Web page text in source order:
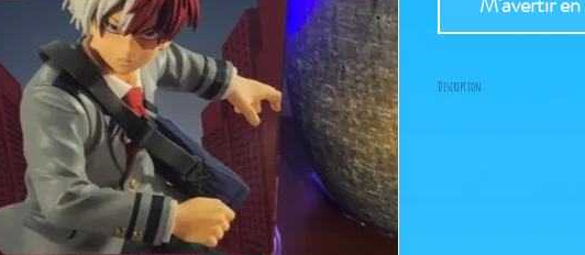
Description: